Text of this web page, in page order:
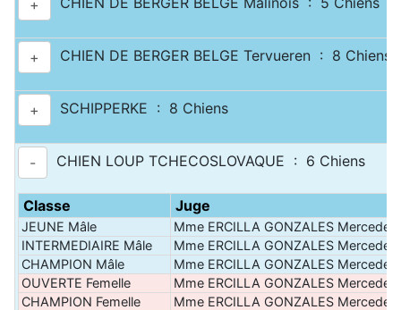
+
+ CHIEN DE BERGER BELGE Tervueren : 8 Chiens
+ SCHIPPERKE : 8 Chiens
- CHIEN LOUP TCHECOSLOVAQUE : 6 Chiens
Classe Juge
JEUNE Mâle
Mme ERCILLA GONZALES Mercedes
INTERMEDIAIRE Mâle
Mme ERCILLA GONZALES Mercedes
CHAMPION Mâle
Mme ERCILLA GONZALES Mercedes
OUVERTE Femelle
Mme ERCILLA GONZALES Mercedes
CHAMPION Femelle
Mme ERCILLA GONZALES Mercedes